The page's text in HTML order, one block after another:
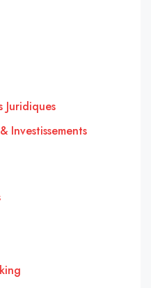
Juridiques
Investissements